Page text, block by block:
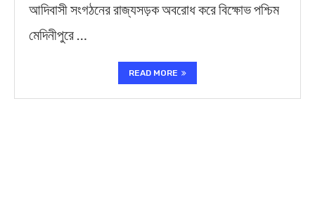
আদিবাসী সংগঠনের রাজ্যসড়ক অবরোধ করে বিক্ষোভ পশ্চিম
মেদিনীপুরে …
READ MORE